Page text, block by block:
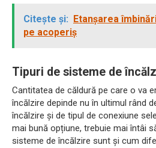
Citește și: Etanșarea
pe acoperiș
Tipuri de sisteme de
Cantitatea de căldură pe care o va
încălzire depinde nu în ultimul rând
încălzire și de tipul de conexiune
mai bună opțiune, trebuie mai întâi
sisteme de încălzire sunt și cum